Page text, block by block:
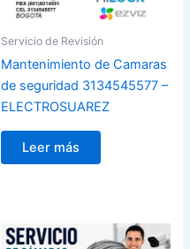
Servicio de Revisión
Mantenimiento de Camaras
de seguridad 3134545577 –
ELECTROSUAREZ
Leer más